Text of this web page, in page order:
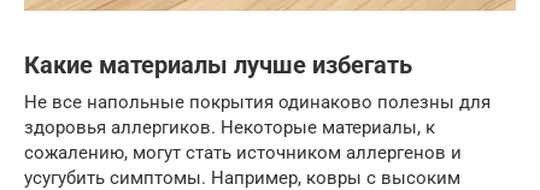
Какие материалы лучше избегать
Не все напольные покрытия одинаково полезны для
здоровья аллергиков. Некоторые материалы, к
сожалению, могут стать источником аллергенов и
усугубить симптомы. Например, ковры с высоким